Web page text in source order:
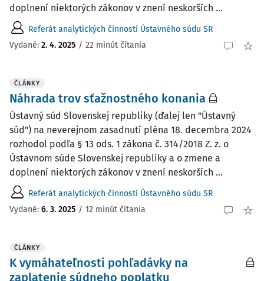
doplnení niektorých zákonov v znení neskorších ...
Referát analytických činností Ústavného súdu SR
Vydané: 2. 4. 2025 / 22 minút čítania
ČLÁNKY
Náhrada trov sťažnostného konania
Ústavný súd Slovenskej republiky (ďalej len "Ústavný
súd") na neverejnom zasadnutí pléna 18. decembra 2024
rozhodol podľa § 13 ods. 1 zákona č. 314/2018 Z. z. o
Ústavnom súde Slovenskej republiky a o zmene a
doplnení niektorých zákonov v znení neskorších ...
Referát analytických činností Ústavného súdu SR
Vydané: 6. 3. 2025 / 12 minút čítania
ČLÁNKY
K vymáhateľnosti pohľadávky na
zaplatenie súdneho poplatku